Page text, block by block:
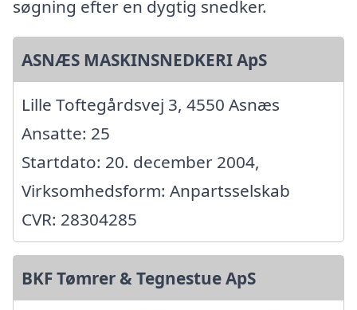
søgning efter en dygtig snedker.
ASNÆS MASKINSNEDKERI ApS
Lille Toftegårdsvej 3, 4550 Asnæs
Ansatte: 25
Startdato: 20. december 2004,
Virksomhedsform: Anpartsselskab
CVR: 28304285
BKF Tømrer & Tegnestue ApS